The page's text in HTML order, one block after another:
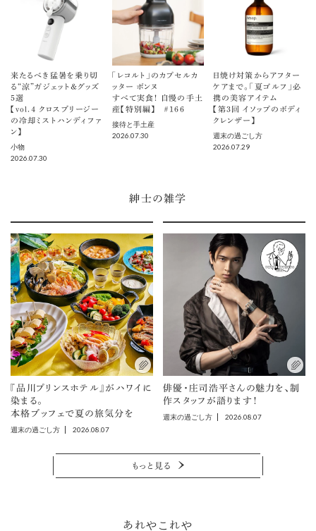
来たるべき猛暑を乗り切
る“涼”ガジェット＆グッズ
5選
【vol.４ クロスブリージー
の冷却ミストハンディファ
ン】
小物
2026.07.30
「レコルト」のカプセルカ
ッター ボンヌ
すべて実食！ 自慢の手土
産【特別編】 ＃166
接待と手土産
2026.07.30
日焼け対策からアフター
ケアまで。「夏ゴルフ」必
携の美容アイテム
【第3回 イソップのボディ
クレンザー】
週末の過ごし方
2026.07.29
紳士の雑学
『品川プリンスホテル』がハワイに
染まる。
本格ブッフェで夏の旅気分を
週末の過ごし方 2026.08.07
俳優・庄司浩平さんの魅力を、制
作スタッフが語ります！
週末の過ごし方 2026.08.07
もっと見る
あれやこれや